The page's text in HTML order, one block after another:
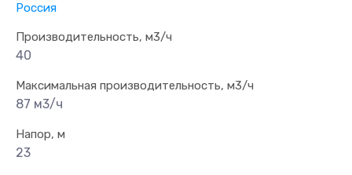
Россия
Производительность, м3/ч
40
Максимальная производительность, м3/ч
87 м3/ч
Напор, м
23